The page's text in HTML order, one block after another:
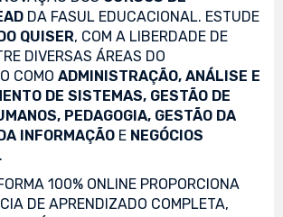
DA FASUL EDUCACIONAL. ESTUDE
QUISER, COM A LIBERDADE DE
DIVERSAS ÁREAS DO
COMO ADMINISTRAÇÃO, ANÁLISE E
DE SISTEMAS, GESTÃO DE
PEDAGOGIA, GESTÃO DA
INFORMAÇÃO E NEGÓCIOS
.
100% ONLINE PROPORCIONA
DE APRENDIZADO COMPLETA,